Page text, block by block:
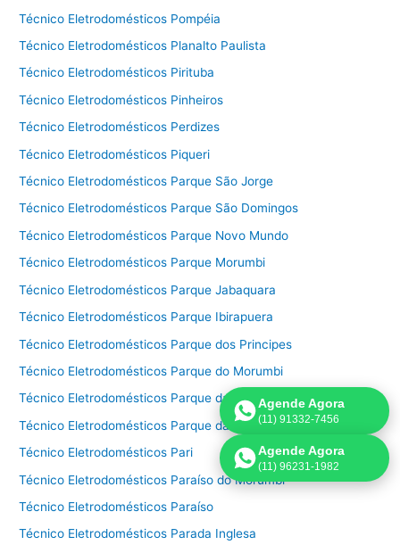
Técnico Eletrodomésticos Pompéia
Técnico Eletrodomésticos Planalto Paulista
Técnico Eletrodomésticos Pirituba
Técnico Eletrodomésticos Pinheiros
Técnico Eletrodomésticos Perdizes
Técnico Eletrodomésticos Piqueri
Técnico Eletrodomésticos Parque São Jorge
Técnico Eletrodomésticos Parque São Domingos
Técnico Eletrodomésticos Parque Novo Mundo
Técnico Eletrodomésticos Parque Morumbi
Técnico Eletrodomésticos Parque Jabaquara
Técnico Eletrodomésticos Parque Ibirapuera
Técnico Eletrodomésticos Parque dos Principes
Técnico Eletrodomésticos Parque do Morumbi
Técnico Eletrodomésticos Parque da Mooca
Técnico Eletrodomésticos Parque da Lapa
Técnico Eletrodomésticos Pari
Técnico Eletrodomésticos Paraíso do Morumbi
Técnico Eletrodomésticos Paraíso
Técnico Eletrodomésticos Parada Inglesa
Agende Agora
(11) 91332-7456
Agende Agora
(11) 96231-1982